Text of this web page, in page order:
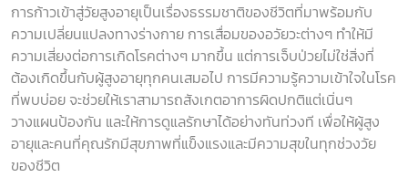
การก้าวเข้าสู่วัยสูงอายุเป็นเรื่องธรรมชาติของชีวิตที่มาพร้อมกับ
ความเปลี่ยนแปลงทางร่างกาย การเสื่อมของอวัยวะต่างๆ ทำให้มี
ความเสี่ยงต่อการเกิดโรคต่างๆ มากขึ้น แต่การเจ็บป่วยไม่ใช่สิ่งที่
ต้องเกิดขึ้นกับผู้สูงอายุทุกคนเสมอไป การมีความรู้ความเข้าใจในโรค
ที่พบบ่อย จะช่วยให้เราสามารถสังเกตอาการผิดปกติแต่เนิ่นๆ
วางแผนป้องกัน และให้การดูแลรักษาได้อย่างทันท่วงที เพื่อให้ผู้สูง
อายุและคนที่คุณรักมีสุขภาพที่แข็งแรงและมีความสุขในทุกช่วงวัย
ของชีวิต